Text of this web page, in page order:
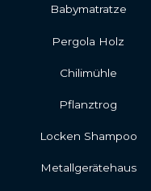
Babymatratze
Pergola Holz
Chilimühle
Pflanztrog
Locken Shampoo
Metallgerätehaus